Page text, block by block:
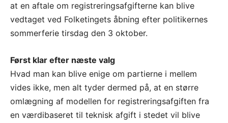
at en aftale om registreringsafgifterne kan blive
vedtaget ved Folketingets åbning efter politikernes
sommerferie tirsdag den 3 oktober.
Først klar efter næste valg
Hvad man kan blive enige om partierne i mellem
vides ikke, men alt tyder dermed på, at en større
omlægning af modellen for registreringsafgiften fra
en værdibaseret til teknisk afgift i stedet vil blive